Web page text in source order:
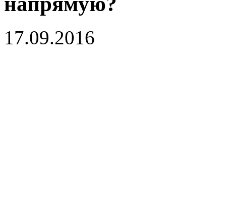
17.09.2016